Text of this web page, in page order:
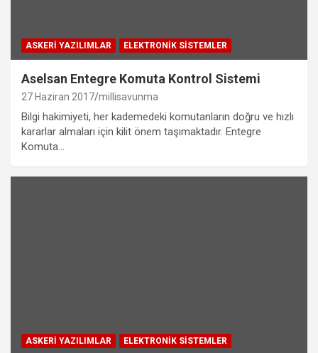
ASKERI YAZILIMLAR ELEKTRONIK SISTEMLER
Aselsan Entegre Komuta Kontrol Sistemi
27 Haziran 2017 millisavunma
Bilgi hakimiyeti, her kademedeki komutanların doğru ve hızlı
kararlar almaları için kilit önem taşımaktadır. Entegre
Komuta…
ASKERI YAZILIMLAR ELEKTRONIK SISTEMLER